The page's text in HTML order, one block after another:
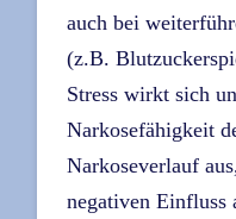
auch bei
(z.B.
Stress wirkt sich
Narkosefähigkeit
Narkoseverlauf
negativen Einfluss